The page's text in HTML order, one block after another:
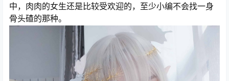
中，肉肉的女生还是比较受欢迎的，至少小编不会找一身
骨头碴的那种。